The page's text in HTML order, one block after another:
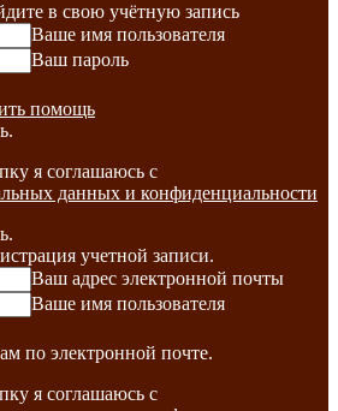
в свою учётную запись
Ваше имя пользователя
Ваш пароль
помощь
я соглашаюсь с
данных и конфиденциальности
учетной записи.
Ваш адрес электронной почты
Ваше имя пользователя
по электронной почте.
я соглашаюсь с